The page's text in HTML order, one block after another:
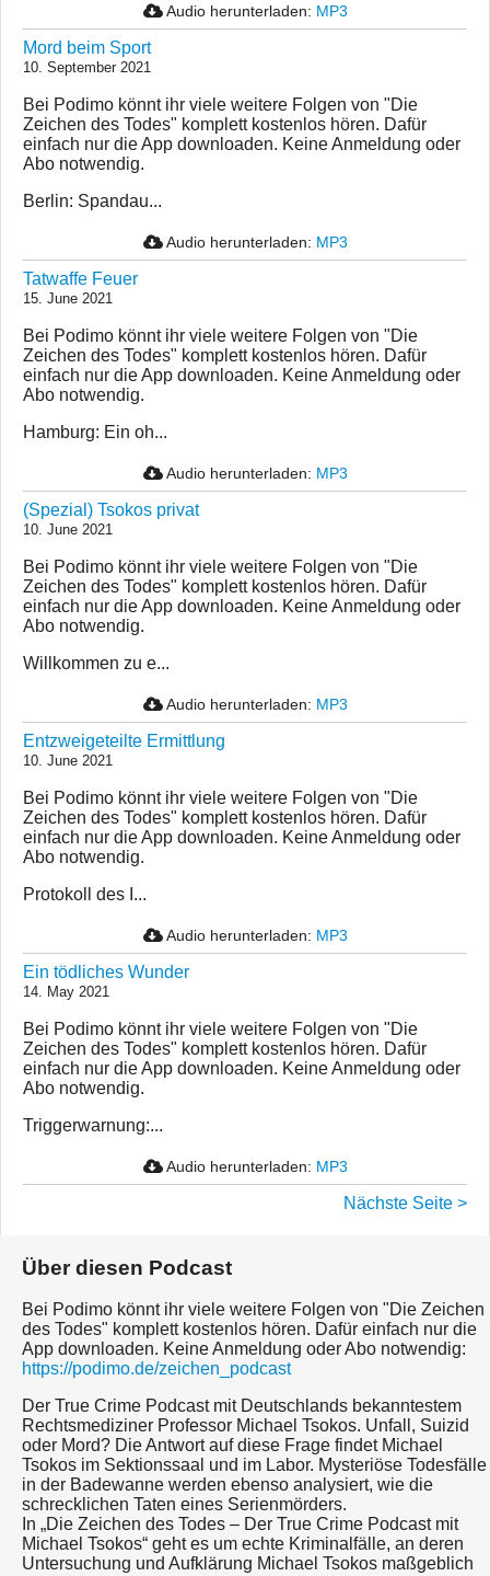
Audio herunterladen: MP3
Mord beim Sport
10. September 2021
Bei Podimo könnt ihr viele weitere Folgen von "Die
Zeichen des Todes" komplett kostenlos hören. Dafür
einfach nur die App downloaden. Keine Anmeldung oder
Abo notwendig.
Berlin: Spandau...
Audio herunterladen: MP3
Tatwaffe Feuer
15. June 2021
Bei Podimo könnt ihr viele weitere Folgen von "Die
Zeichen des Todes" komplett kostenlos hören. Dafür
einfach nur die App downloaden. Keine Anmeldung oder
Abo notwendig.
Hamburg: Ein oh...
Audio herunterladen: MP3
(Spezial) Tsokos privat
10. June 2021
Bei Podimo könnt ihr viele weitere Folgen von "Die
Zeichen des Todes" komplett kostenlos hören. Dafür
einfach nur die App downloaden. Keine Anmeldung oder
Abo notwendig.
Willkommen zu e...
Audio herunterladen: MP3
Entzweigeteilte Ermittlung
10. June 2021
Bei Podimo könnt ihr viele weitere Folgen von "Die
Zeichen des Todes" komplett kostenlos hören. Dafür
einfach nur die App downloaden. Keine Anmeldung oder
Abo notwendig.
Protokoll des I...
Audio herunterladen: MP3
Ein tödliches Wunder
14. May 2021
Bei Podimo könnt ihr viele weitere Folgen von "Die
Zeichen des Todes" komplett kostenlos hören. Dafür
einfach nur die App downloaden. Keine Anmeldung oder
Abo notwendig.
Triggerwarnung:...
Audio herunterladen: MP3
Nächste Seite >
Über diesen Podcast
Bei Podimo könnt ihr viele weitere Folgen von "Die Zeichen
des Todes" komplett kostenlos hören. Dafür einfach nur die
App downloaden. Keine Anmeldung oder Abo notwendig:
https://podimo.de/zeichen_podcast
Der True Crime Podcast mit Deutschlands bekanntestem
Rechtsmediziner Professor Michael Tsokos. Unfall, Suizid
oder Mord? Die Antwort auf diese Frage findet Michael
Tsokos im Sektionssaal und im Labor. Mysteriöse Todesfälle
in der Badewanne werden ebenso analysiert, wie die
schrecklichen Taten eines Serienmörders.
In „Die Zeichen des Todes – Der True Crime Podcast mit
Michael Tsokos“ geht es um echte Kriminalfälle, an deren
Untersuchung und Aufklärung Michael Tsokos maßgeblich